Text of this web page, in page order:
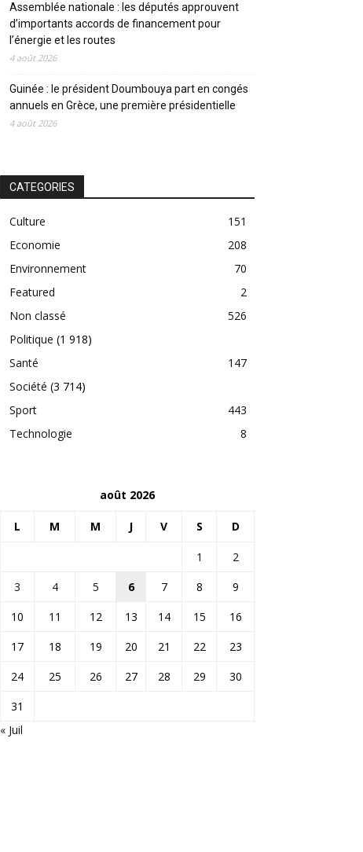
Assemblée nationale : les députés approuvent
d’importants accords de financement pour
l’énergie et les routes
4 août 2026
Guinée : le président Doumbouya part en congés
annuels en Grèce, une première présidentielle
4 août 2026
CATEGORIES
Culture
151
Economie
208
Environnement
70
Featured
2
Non classé
526
Politique (1 918)
Santé
147
Société (3 714)
Sport
443
Technologie
8
août 2026
L M M J V S D
1
2
3
4 5 6 7 8
9
10
11 12 13 14 15
16
17
18 19 20 21 22
23
24
25 26 27 28 29
30
31
« Juil